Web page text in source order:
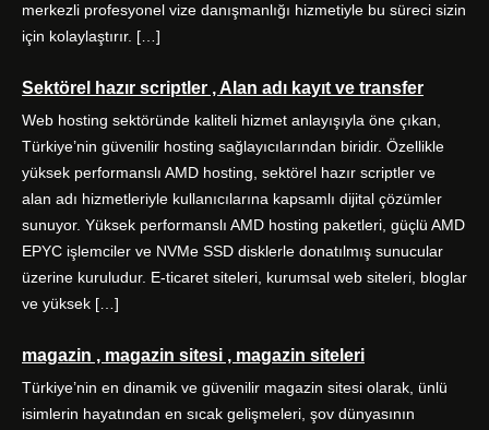
merkezli profesyonel vize danışmanlığı hizmetiyle bu süreci sizin
için kolaylaştırır. […]
Sektörel hazır scriptler , Alan adı kayıt ve transfer
Web hosting sektöründe kaliteli hizmet anlayışıyla öne çıkan,
Türkiye’nin güvenilir hosting sağlayıcılarından biridir. Özellikle
yüksek performanslı AMD hosting, sektörel hazır scriptler ve
alan adı hizmetleriyle kullanıcılarına kapsamlı dijital çözümler
sunuyor. Yüksek performanslı AMD hosting paketleri, güçlü AMD
EPYC işlemciler ve NVMe SSD disklerle donatılmış sunucular
üzerine kuruludur. E-ticaret siteleri, kurumsal web siteleri, bloglar
ve yüksek […]
magazin , magazin sitesi , magazin siteleri
Türkiye’nin en dinamik ve güvenilir magazin sitesi olarak, ünlü
isimlerin hayatından en sıcak gelişmeleri, şov dünyasının